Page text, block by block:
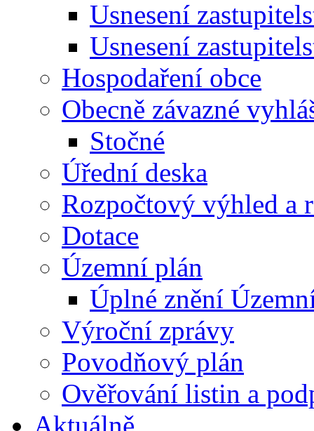
Usnesení
Usnesení
Hospodaření obce
Obecně závazné
Stočné
Úřední deska
Rozpočtový výhled a
Dotace
Územní plán
Úplné znění
Výroční zprávy
Povodňový plán
Ověřování listin a
Aktuálně